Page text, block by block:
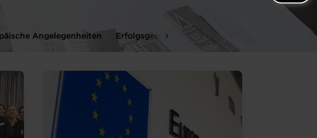
Angelegenheiten Erfolgsgeschichten Firmenbesuche